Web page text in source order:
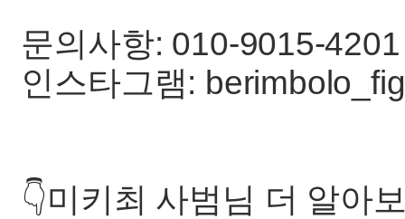
문의사항: 010-9015-4201
인스타그램:
👇미키최 사범님 더 알아